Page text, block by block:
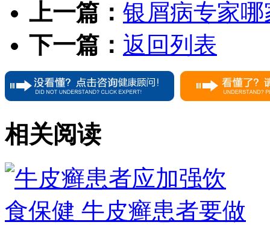
上一篇： 银屑病专家哪
下一篇： 返回列表
相关阅读